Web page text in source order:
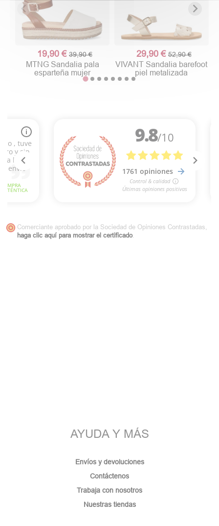
19,90 €39,90 €
MTNG Sandalia pala
esparteña mujer
29,90 € 52,90 €
VIVANT Sandalia barefoot
piel metalizada
Comerciante aprobado por la Sociedad de Opiniones Contrastadas,
haga clic aquí para mostrar el certificado.
AYUDA Y MÁS
Envíos y devoluciones
Contáctenos
Trabaja con nosotros
Nuestras tiendas